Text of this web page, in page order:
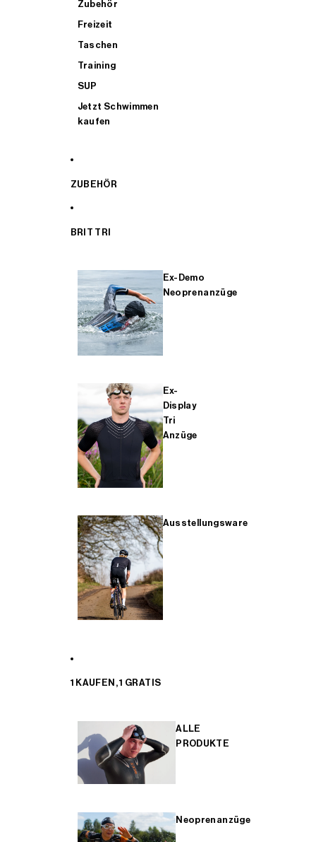
Zubehör
Freizeit
Taschen
Training
SUP
Jetzt Schwimmen
kaufen
ZUBEHÖR
BRIT TRI
Ex-Demo
Neoprenanzüge
Ex-
Display
Tri
Anzüge
Ausstellungsware
1 KAUFEN, 1 GRATIS
ALLE
PRODUKTE
Neoprenanzüge